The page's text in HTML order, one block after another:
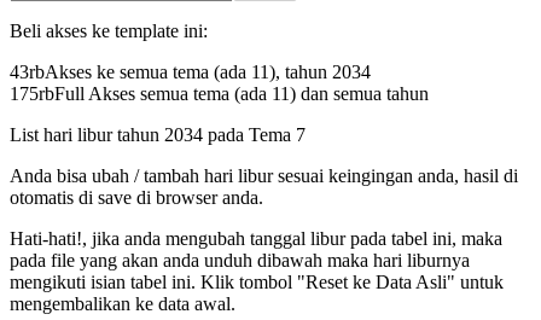
Beli akses ke template ini:
43rbAkses ke semua tema (ada 11), tahun 2034
175rbFull Akses semua tema (ada 11) dan semua tahun
List hari libur tahun 2034 pada Tema 7
Anda bisa ubah / tambah hari libur sesuai keingingan anda, hasil di
otomatis di save di browser anda.
Hati-hati!, jika anda mengubah tanggal libur pada tabel ini, maka
pada file yang akan anda unduh dibawah maka hari liburnya
mengikuti isian tabel ini. Klik tombol "Reset ke Data Asli" untuk
mengembalikan ke data awal.